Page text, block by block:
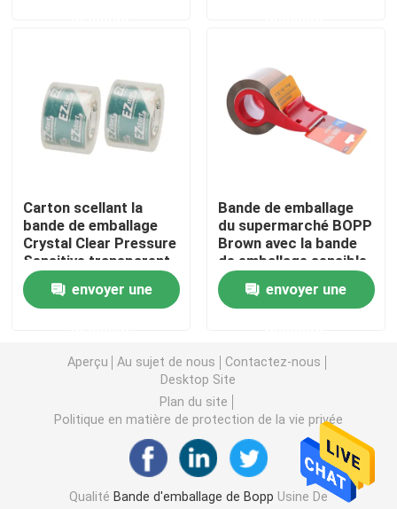
Bande d'emballage de Bopp
Bande de papier d'aluminium
Ruban électrique en PVC
S'accrochent le film
petit pain de papier d'aluminium
Conteneurs de nourriture de papier d'aluminium
Papier d'emballage de bande paerforée
Carton scellant la
bande de emballage
Crystal Clear Pressure
Sensitive transparent
de BOPP
envoyer une
Bande de emballage
du supermarché BOPP
Brown avec la bande
de emballage sensible
à la pression de
coupeur de bande
envoyer une
Aperçu Au sujet de nous
Contactez-nous
Desktop Site
Plan du site
Politique en matière de protection de la vie privée
Qualité Bande d'emballage de Bopp Usine De